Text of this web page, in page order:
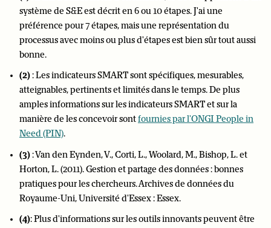
système de S&E est décrit en 6 ou 10 étapes. J'ai une
préférence pour 7 étapes, mais une représentation du
processus avec moins ou plus d'étapes est bien sûr tout aussi
bonne.
(2): Les indicateurs SMART sont spécifiques, mesurables,
atteignables, pertinents et limités dans le temps. De plus
amples informations sur les indicateurs SMART et sur la
manière de les concevoir sontfournies par l'ONGI People in
Need (PIN).
(3): Van den Eynden, V., Corti, L., Woolard, M., Bishop, L. et
Horton, L. (2011). Gestion et partage des données : bonnes
pratiques pour les chercheurs. Archives de données du
Royaume-Uni, Université d'Essex : Essex.
(4): Plus d'informations sur les outils innovants peuvent être